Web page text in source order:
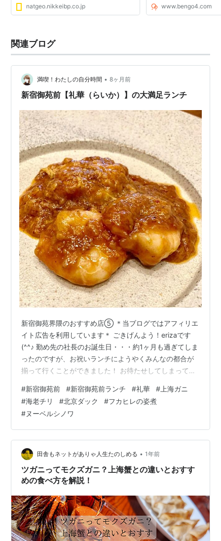
natgeo.nikkeibp.co.jp www.bengo4.com
関連ブログ
満喫！わたしの自分時間 • 8ヶ月前
新宿御苑前【礼華（らいか）】の大満足ランチ
新宿御苑界隈のおすすめ店⑤ ＊当ブログではアフィリエ
イト広告を利用しています＊ ごきげんよう！erizaです
(^^♪ 勤め先の社長のお誕生日・・・約1ヶ月も過ぎてしま
ったのですが、お祝いランチにようやくみんなの都合が
揃って行くことができました！ お待たせしてしまって、
御苑前の【礼華】さん♬ 礼華（らいか） 〒160-0022東
京都新宿区新宿1−3−12壱丁目参番館 1F TEL： 03-
5367-8355 営業時間11:30～15:00（ラストオーダー
14:00）17:30～22:30（ラストオーダー21:00） 【公式
HP】中国料理 …
#新宿御苑前 #新宿御苑前ランチ #礼華 # 上海ガニ
#海老チリ #北京ダック #フカヒレの姿煮
#ヌーベルシノワ
田舎もネットがありゃ人生たのしめる • 1年前
ツガニってモクズガニ？上海蟹との違いとおすす
めの食べ方を解説！